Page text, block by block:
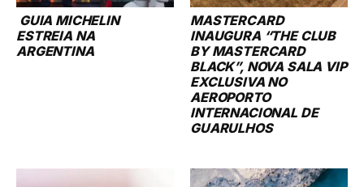
GUIA MICHELIN
ESTREIA NA
ARGENTINA
MASTERCARD
INAUGURA “THE CLUB
BY MASTERCARD
BLACK”, NOVA SALA VIP
EXCLUSIVA NO
AEROPORTO
INTERNACIONAL DE
GUARULHOS